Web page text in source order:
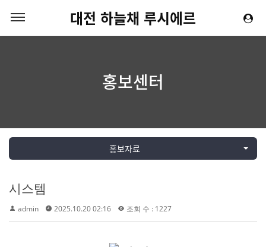
대전 하늘채 루시에르
홍보센터
홍보자료
시스템
admin 2025.10.20 02:16 조회 수 : 1227